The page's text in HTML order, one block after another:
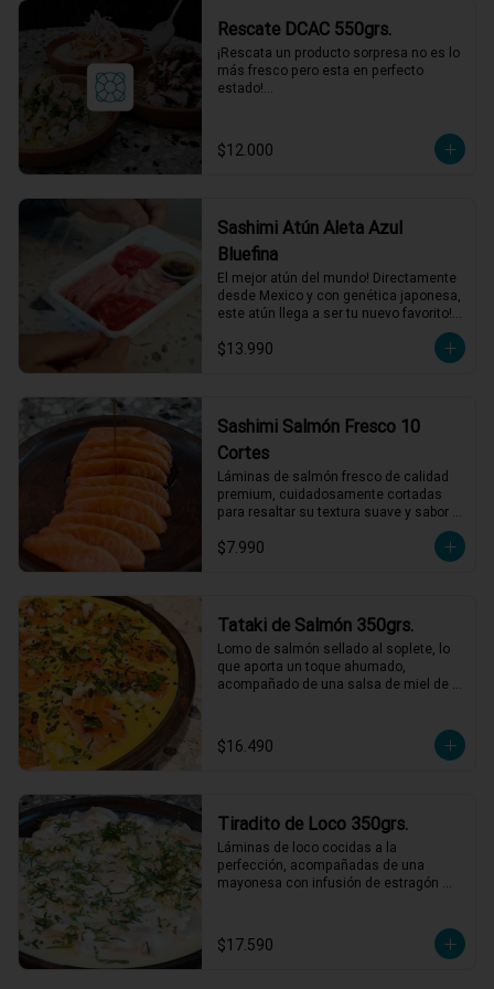
Rescate DCAC 550grs.
¡Rescata un producto sorpresa no es lo
más fresco pero esta en perfecto
estado!
caducidad el mismo día o al día
siguiente.
$12.000
Sashimi Atún Aleta Azul
Bluefina
El mejor atún del mundo! Directamente
desde Mexico y con genética japonesa,
este atún llega a ser tu nuevo favorito!
seleccionados.
$13.990
Sashimi Salmón Fresco 10
Cortes
Láminas de salmón fresco de calidad
premium, cuidadosamente cortadas
para resaltar su textura suave y sabor
natural. Perfecto para disfrutar solo o
acompañado de salsa de soya.
$7.990
Tataki de Salmón 350grs.
Lomo de salmón sellado al soplete, lo
que aporta un toque ahumado,
acompañado de una salsa de miel de
maracuyá y sesamo tostadas.
$16.490
Tiradito de Loco 350grs.
Láminas de loco cocidas a la
perfección, acompañadas de una
mayonesa con infusión de estragón
lleno de sabor y tradición. ¡Un platillo
que no te querrás perder! 🍽️🌿
$17.590